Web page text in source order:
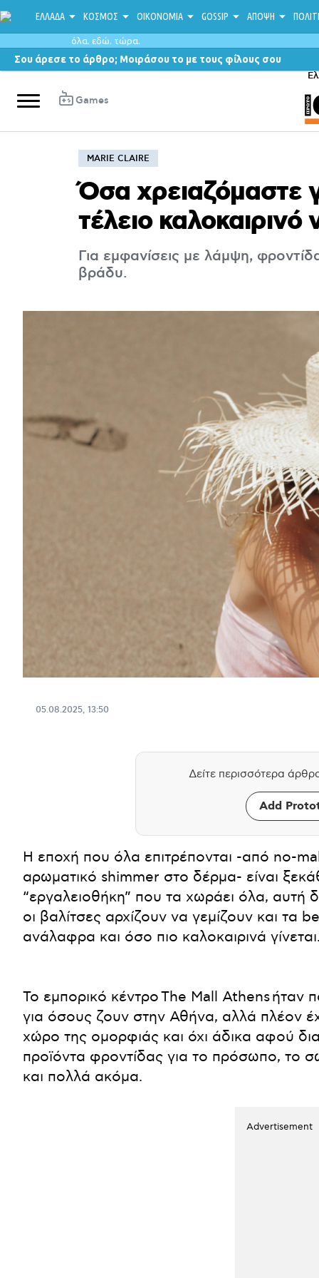
ΕΛΛΑΔΑ ΚΟΣΜΟΣ ΟΙΚΟΝΟΜΙΑ GOSSIP ΑΠΟΨΗ
όλα. εδώ. τώρα.
Σου άρεσε το άρθρο; Μοιράσου το με τους φίλους σου